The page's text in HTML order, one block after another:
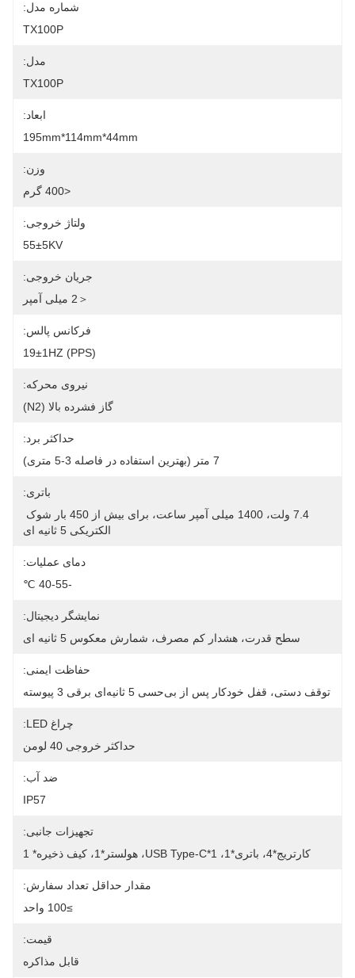
شماره مدل:
TX100P
مدل:
TX100P
ابعاد:
195mm*114mm*44mm
وزن:
<400 گرم
ولتاژ خروجی:
55±5KV
جریان خروجی:
＜2 میلی آمپر
فرکانس پالس:
19±1HZ (PPS)
نیروی محرکه:
گاز فشرده بالا (N2)
حداکثر برد:
7 متر (بهترین استفاده در فاصله 3-5 متری)
باتری:
الکتریکی 5 ثانیه ای
دمای عملیات:
-40-55 ℃
نمایشگر دیجیتال:
سطح قدرت، هشدار کم مصرف، شمارش معکوس 5 ثانیه ای
حفاظت ایمنی:
توقف دستی، قفل خودکار پس از بی‌حسی 5 ثانیه‌ای برقی 3 پیوسته
چراغ LED:
حداکثر خروجی 40 لومن
ضد آب:
IP57
تجهیزات جانبی:
کارتریج*4، باتری*1، USB Type-C*1، هولستر*1، کیف ذخیره* 1
مقدار حداقل تعداد سفارش:
≥100 واحد
قیمت:
قابل مذاکره